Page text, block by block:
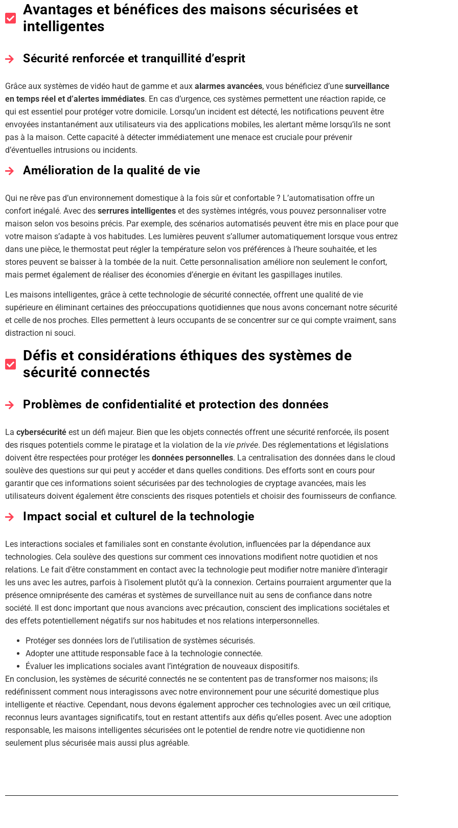
Avantages et bénéfices des maisons sécurisées et
intelligentes
Sécurité renforcée et tranquillité d’esprit
Grâce aux systèmes de vidéo haut de gamme et aux alarmes avancées, vous bénéficiez d’une surveillance
en temps réel et d’alertes immédiates. En cas d’urgence, ces systèmes permettent une réaction rapide, ce
qui est essentiel pour protéger votre domicile. Lorsqu’un incident est détecté, les notifications peuvent être
envoyées instantanément aux utilisateurs via des applications mobiles, les alertant même lorsqu’ils ne sont
pas à la maison. Cette capacité à détecter immédiatement une menace est cruciale pour prévenir
d’éventuelles intrusions ou incidents.
Amélioration de la qualité de vie
Qui ne rêve pas d’un environnement domestique à la fois sûr et confortable ? L’automatisation offre un
confort inégalé. Avec des serrures intelligentes et des systèmes intégrés, vous pouvez personnaliser votre
maison selon vos besoins précis. Par exemple, des scénarios automatisés peuvent être mis en place pour que
votre maison s’adapte à vos habitudes. Les lumières peuvent s’allumer automatiquement lorsque vous entrez
dans une pièce, le thermostat peut régler la température selon vos préférences à l’heure souhaitée, et les
stores peuvent se baisser à la tombée de la nuit. Cette personnalisation améliore non seulement le confort,
mais permet également de réaliser des économies d’énergie en évitant les gaspillages inutiles.
Les maisons intelligentes, grâce à cette technologie de sécurité connectée, offrent une qualité de vie
supérieure en éliminant certaines des préoccupations quotidiennes que nous avons concernant notre sécurité
et celle de nos proches. Elles permettent à leurs occupants de se concentrer sur ce qui compte vraiment, sans
distraction ni souci.
Défis et considérations éthiques des systèmes de
sécurité connectés
Problèmes de confidentialité et protection des données
La cybersécurité est un défi majeur. Bien que les objets connectés offrent une sécurité renforcée, ils posent
des risques potentiels comme le piratage et la violation de la vie privée. Des réglementations et législations
doivent être respectées pour protéger les données personnelles. La centralisation des données dans le cloud
soulève des questions sur qui peut y accéder et dans quelles conditions. Des efforts sont en cours pour
garantir que ces informations soient sécurisées par des technologies de cryptage avancées, mais les
utilisateurs doivent également être conscients des risques potentiels et choisir des fournisseurs de confiance.
Impact social et culturel de la technologie
Les interactions sociales et familiales sont en constante évolution, influencées par la dépendance aux
technologies. Cela soulève des questions sur comment ces innovations modifient notre quotidien et nos
relations. Le fait d’être constamment en contact avec la technologie peut modifier notre manière d’interagir
les uns avec les autres, parfois à l’isolement plutôt qu’à la connexion. Certains pourraient argumenter que la
présence omniprésente des caméras et systèmes de surveillance nuit au sens de confiance dans notre
société. Il est donc important que nous avancions avec précaution, conscient des implications sociétales et
des effets potentiellement négatifs sur nos habitudes et nos relations interpersonnelles.
Protéger ses données lors de l’utilisation de systèmes sécurisés.
Adopter une attitude responsable face à la technologie connectée.
Évaluer les implications sociales avant l’intégration de nouveaux dispositifs.
En conclusion, les systèmes de sécurité connectés ne se contentent pas de transformer nos maisons; ils
redéfinissent comment nous interagissons avec notre environnement pour une sécurité domestique plus
intelligente et réactive. Cependant, nous devons également approcher ces technologies avec un œil critique,
reconnus leurs avantages significatifs, tout en restant attentifs aux défis qu’elles posent. Avec une adoption
responsable, les maisons intelligentes sécurisées ont le potentiel de rendre notre vie quotidienne non
seulement plus sécurisée mais aussi plus agréable.